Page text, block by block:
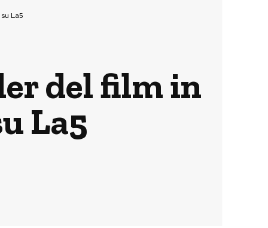
La5
del film in
La5